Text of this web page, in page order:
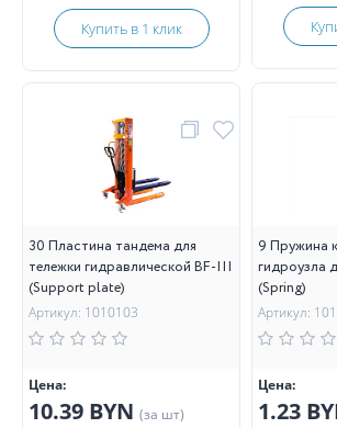
Купить в 1 клик
30 Пластина тандема для
тележки гидравлической BF-III
(Support plate)
Артикул: 1010103
Цена:
10.39 BYN (за шт)
9 Пружина
гидроузла
(Spring)
Артикул:
Цена:
1.23